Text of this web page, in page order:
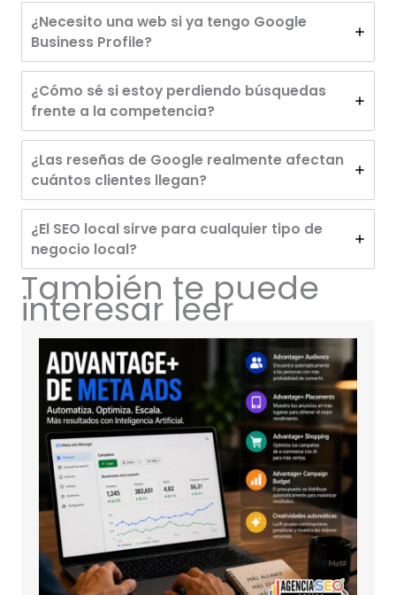
¿Necesito una web si ya tengo Google
Business Profile?
¿Cómo sé si estoy perdiendo búsquedas
frente a la competencia?
¿Las reseñas de Google realmente afectan
cuántos clientes llegan?
¿El SEO local sirve para cualquier tipo de
negocio local?
También te puede
interesar leer